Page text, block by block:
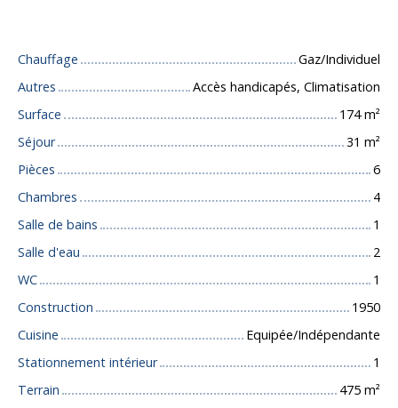
Chauffage
Gaz/Individuel
Autres
Accès handicapés, Climatisation
Surface
174m²
Séjour
31 m²
Pièces
6
Chambres
4
Salle de bains
1
Salle d'eau
2
WC
1
Construction
1950
Cuisine
Equipée/Indépendante
Stationnement intérieur
1
Terrain
475 m²